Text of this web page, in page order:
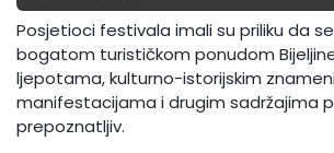
Posjetioci festivala imali su priliku da
bogatom turističkom ponudom
ljepotama, kulturno-istorijskim
manifestacijama i drugim sadržajima
prepoznatljiv.